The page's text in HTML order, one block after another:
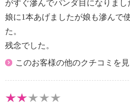
がすぐ滲んでパンダ目になりまし
娘に1本あげましたが娘も滲んで
た。
残念でした。
このお客様の他のクチコミを